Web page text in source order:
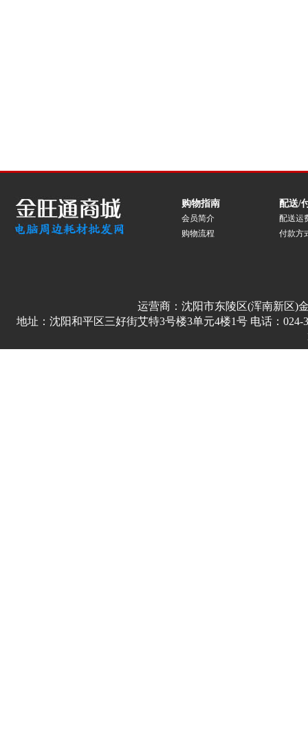
购物指南
会员简介
购物流程
配送/
配送运
付款方
运营商：沈阳市东陵区(浑南新区)
地址：沈阳和平区三好街艾特3号楼3单元4楼1号 电话：024-